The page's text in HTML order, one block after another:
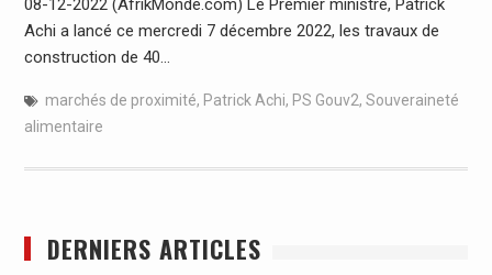
Achi a lancé ce mercredi 7 décembre 2022, les travaux de
construction de 40…
marchés de proximité, Patrick Achi, PS Gouv2, Souveraineté
alimentaire
DERNIERS ARTICLES